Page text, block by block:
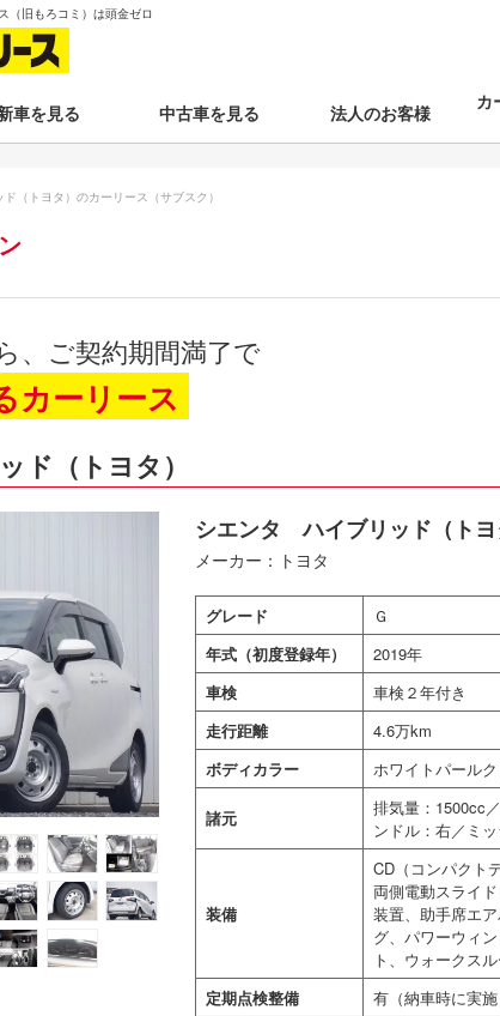
（旧もろコミ）は頭金ゼロ
車を見る
円以上のクルマを見る
覧から選ぶ
（最短14日で納車）
定プラン
両
ー
中古車を見る 法人のお客様
カ
（トヨタ）のカーリース（サブスク）
、ご契約期間満了で
カーリース
（トヨタ）
シエンタ ハイブリッド（トヨ
メーカー：トヨタ
グレード
Ｇ
年式（初度登録年）
2019年
車検
車検２年付き
走行距離
4.6万km
ボディカラー
ホワイトパール
諸元
排気量：1500cc
ンドル：右／ミ
装備
CD（コンパクト
両側電動スライ
装置、助手席エ
グ、パワーウィ
ト、ウォークス
定期点検整備
有（納車時に実施